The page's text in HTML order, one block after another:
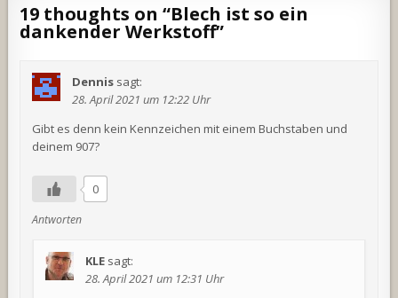
19 thoughts on “Blech ist so ein
dankender Werkstoff”
Dennis sagt:
28. April 2021 um 12:22 Uhr
Gibt es denn kein Kennzeichen mit einem Buchstaben und
deinem 907?
0
Antworten
KLE sagt:
28. April 2021 um 12:31 Uhr